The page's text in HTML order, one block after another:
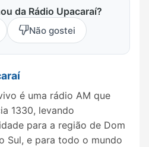
da Rádio Upacaraí?
Não gostei
é uma rádio AM que
1330, levando
para a região de Dom
Sul, e para todo o mundo